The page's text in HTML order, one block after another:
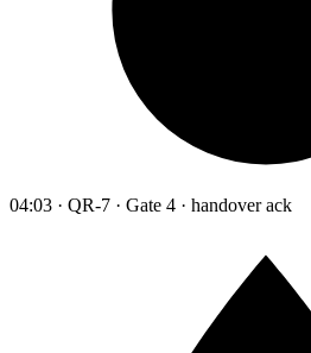
04:03 · QR-7 · Gate 4 · handover ack